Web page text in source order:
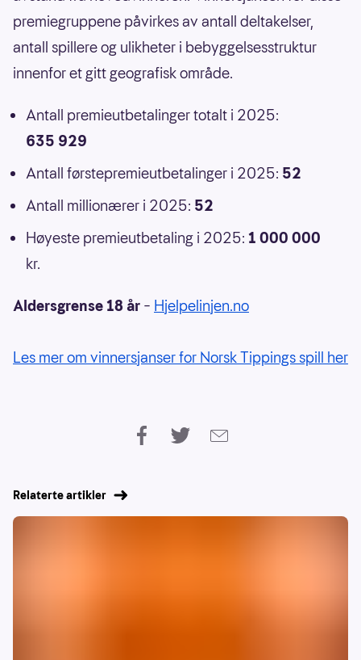
premiegruppene påvirkes av antall deltakelser,
antall spillere og ulikheter i bebyggelsesstruktur
innenfor et gitt geografisk område.
Antall premieutbetalinger totalt i 2025:
635 929
Antall førstepremieutbetalinger i 2025: 52
Antall millionærer i 2025: 52
Høyeste premieutbetaling i 2025: 1 000 000
kr.
Aldersgrense 18 år – Hjelpelinjen.no
Les mer om vinnersjanser for Norsk Tippings spill her
Relaterte artikler